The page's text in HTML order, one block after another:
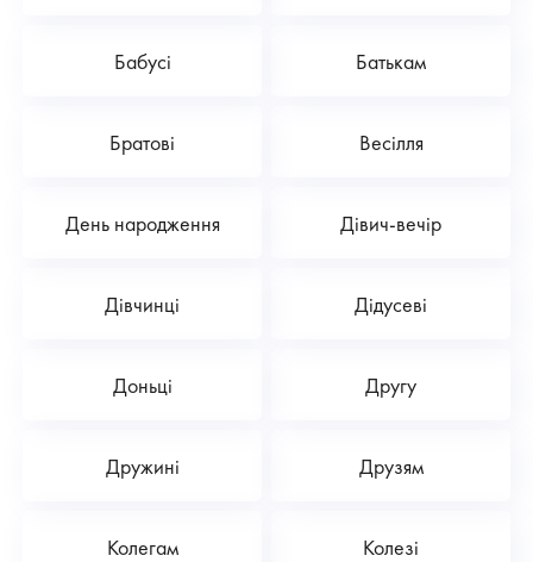
Бабусі Батькам
Братові Весілля
День народження Дівич-вечір
Дівчинці Дідусеві
Доньці Другу
Дружині Друзям
Колегам Колезі